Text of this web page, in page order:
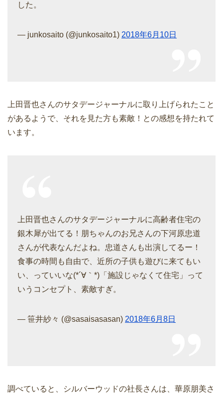
した。
— junkosaito (@junkosaito1) 2018年6月10日
上田晋也さんのサタデージャーナルに取り上げられたこと
があるようで、それを見た方も素敵！との感想を持たれて
います。
上田晋也さんのサタデージャーナルに高齢者住宅の
銀木犀が出てる！朋ちゃんのお兄さんの下河原忠道
さんが代表なんだよね。忠道さんも出演してるー！
食事の時間も自由で、近所の子供も遊びに来てもい
い、っていいな(*´∀｀*)「施設じゃなくて住宅」って
いうコンセプト、素敵すぎ。
— 笹井紗々 (@sasaisasasan) 2018年6月8日
調べていると、シルバーウッドの社長さんは、華原朋美さ